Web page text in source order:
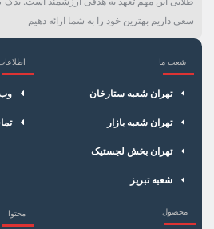
سعی داریم بهترین خود را به شما ارائه دهیم
شعب ما
تهران شعبه ستارخان
تهران شعبه بازار
تهران بخش لجستیک
شعبه تبریز
وب
محصول محتوا
×